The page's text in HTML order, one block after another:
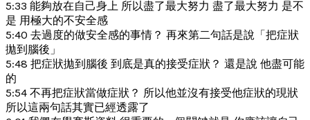
5:33 能夠放在自己身上 所以盡了最大努力 盡了最大努力 是不
是 用極大的不安全感
5:40 去過度的做安全感的事情？ 再來第二句話是說「把症狀
拋到腦後」
5:48 把症狀拋到腦後 到底是真的接受症狀？ 還是說 他盡可能
的
5:54 不再把症狀當做症狀？ 所以他並沒有接受他症狀的現狀
所以這兩句話其實已經透露了